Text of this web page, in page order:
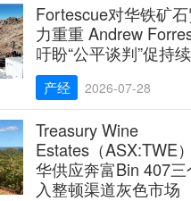
Fortescue对华铁矿
力重重 Andrew
吁盼“公平谈判”促持
产经 2026-07-28
Treasury Wine
Estates（ASX:TWE
华供应奔富Bin 407三
入整顿渠道灰色市场